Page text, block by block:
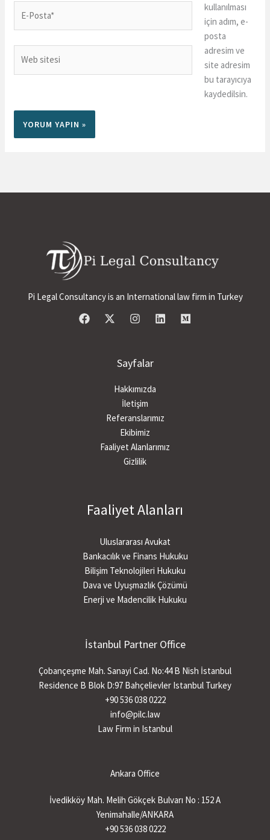
Posta*
sitesi
kullanılması
için adım, e-
posta
adresim ve
site adresim
bu tarayıcıya
kaydedilsin.
Pi Legal Consultancy is an International law firm in Turkey
Sayfalar
Hakkımızda
İletişim
Referanslarımız
Ekibimiz
Faaliyet Alanlarımız
Gizlilik
Faaliyet Alanları
Uluslararası Avukat
Bankacılık ve Finans Hukuku
Bilişim Teknolojileri Hukuku
Dava ve Uyuşmazlık Çözümü
Enerji ve Madencilik Hukuku
İstanbul Partner Office
Çobançeşme Mah. Sanayi Cad. No:44 B Nish İstanbul
Residence B Blok D:97 Bahçelievler Istanbul Turkey
+90 536 038 0222
info@pilc.law
Law Firm in Istanbul
Ankara Office
İvedikköy Mah. Melih Gökçek Bulvarı No : 152 A
Yenimahalle/ANKARA
+90 536 038 0222